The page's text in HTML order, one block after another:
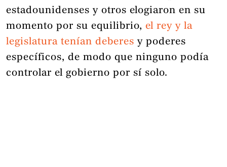
estadounidenses y otros elogiaron en su
momento por su equilibrio, el rey y la
legislatura tenían deberes y poderes
específicos, de modo que ninguno podía
controlar el gobierno por sí solo.